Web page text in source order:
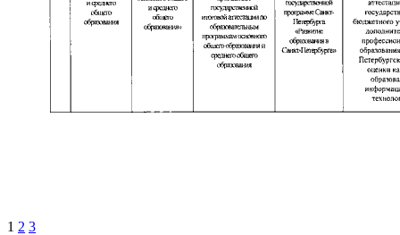
1 2 3